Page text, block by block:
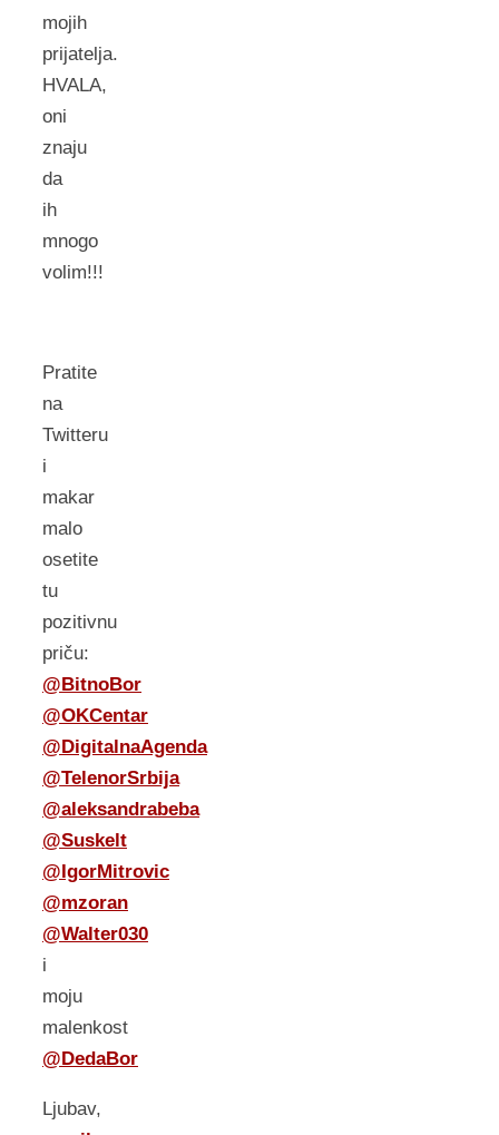
mojih
prijatelja.
HVALA,
oni
znaju
da
ih
mnogo
volim!!!
Pratite
na
Twitteru
i
makar
malo
osetite
tu
pozitivnu
priču:
@BitnoBor
@OKCentar
@DigitalnaAgenda
@TelenorSrbija
@aleksandrabeba
@Suskelt
@IgorMitrovic
@mzoran
@Walter030
i
moju
malenkost
@DedaBor
Ljubav,